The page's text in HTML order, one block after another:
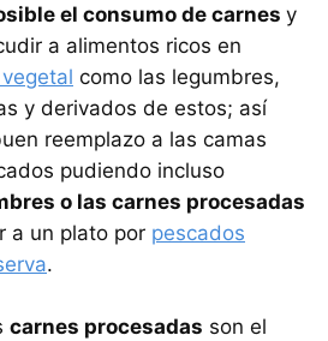
el consumo de carnes y
a alimentos ricos en
como las legumbres,
y derivados de estos; así
reemplazo a las camas
pudiendo incluso
o las carnes procesadas
a un plato por pescados
.
carnes procesadas son el